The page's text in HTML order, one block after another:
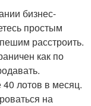
бизнес-
простым
расстроить.
как по
лотов в месяц.
на